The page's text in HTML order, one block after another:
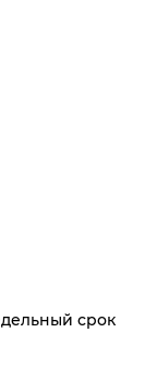
срок